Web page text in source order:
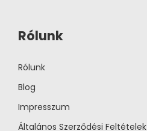
Rólunk
Rólunk
Blog
Impresszum
Általános Szerződési Feltételek